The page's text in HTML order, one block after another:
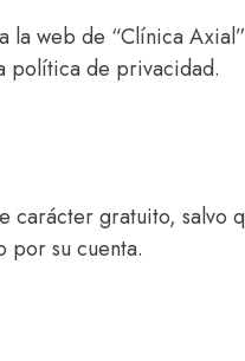
web de “Clínica
política de privacidad.
carácter gratuito,
por su cuenta.